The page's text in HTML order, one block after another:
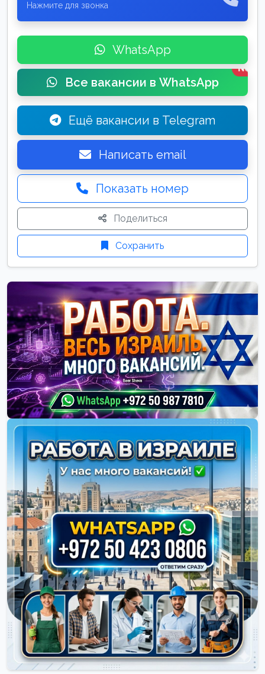
Нажмите для звонка
WhatsApp
Все вакансии в WhatsApp
New
Ещё вакансии в Telegram
Написать email
Показать номер
Поделиться
Сохранить